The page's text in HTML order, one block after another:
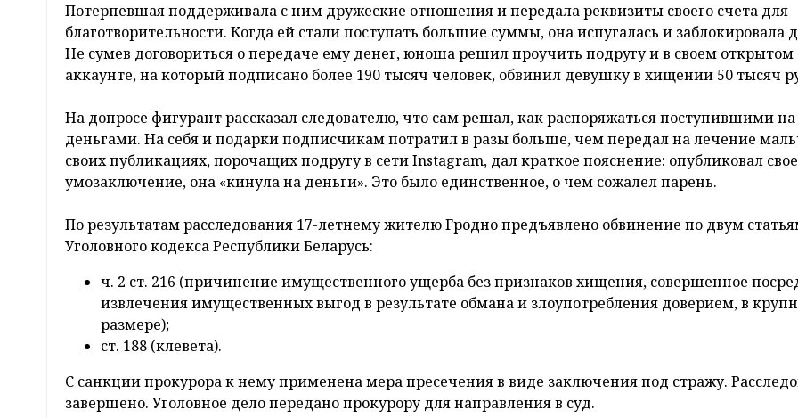
Потерпевшая поддерживала с ним дружеские отношения и передала реквизиты своего счета для
благотворительности. Когда ей стали поступать большие суммы, она испугалась и заблокировала
Не сумев договориться о передаче ему денег, юноша решил проучить подругу и в своем открытом
аккаунте, на который подписано более 190 тысяч человек, обвинил девушку в хищении 50 тысяч
На допросе фигурант рассказал следователю, что сам решал, как распоряжаться поступившими на
деньгами. На себя и подарки подписчикам потратил в разы больше, чем передал на лечение
своих публикациях, порочащих подругу в сети Instagram, дал краткое пояснение: опубликовал свое
умозаключение, она «кинула на деньги». Это было единственное, о чем сожалел парень.
По результатам расследования 17-летнему жителю Гродно предъявлено обвинение по двум
Уголовного кодекса Республики Беларусь:
ч. 2 ст. 216 (причинение имущественного ущерба без признаков хищения, совершенное
извлечения имущественных выгод в результате обмана и злоупотребления доверием, в
размере);
ст. 188 (клевета).
С санкции прокурора к нему применена мера пресечения в виде заключения под стражу.
завершено. Уголовное дело передано прокурору для направления в суд.